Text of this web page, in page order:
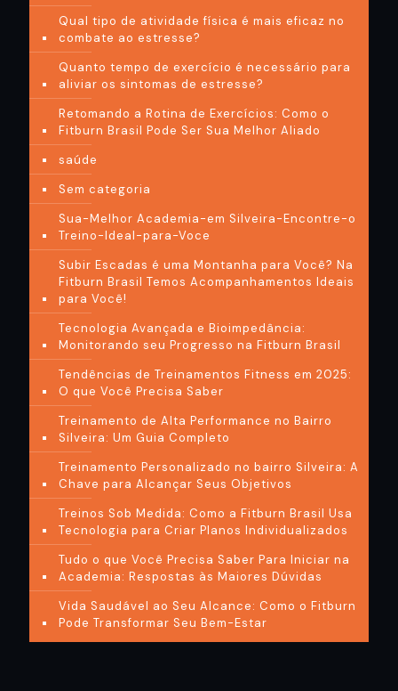
Qual tipo de atividade física é mais eficaz no
combate ao estresse?
Quanto tempo de exercício é necessário para
aliviar os sintomas de estresse?
Retomando a Rotina de Exercícios: Como o
Fitburn Brasil Pode Ser Sua Melhor Aliado
saúde
Sem categoria
Sua-Melhor Academia-em Silveira-Encontre-o
Treino-Ideal-para-Voce
Subir Escadas é uma Montanha para Você? Na
Fitburn Brasil Temos Acompanhamentos Ideais
para Você!
Tecnologia Avançada e Bioimpedância:
Monitorando seu Progresso na Fitburn Brasil
Tendências de Treinamentos Fitness em 2025:
O que Você Precisa Saber
Treinamento de Alta Performance no Bairro
Silveira: Um Guia Completo
Treinamento Personalizado no bairro Silveira: A
Chave para Alcançar Seus Objetivos
Treinos Sob Medida: Como a Fitburn Brasil Usa
Tecnologia para Criar Planos Individualizados
Tudo o que Você Precisa Saber Para Iniciar na
Academia: Respostas às Maiores Dúvidas
Vida Saudável ao Seu Alcance: Como o Fitburn
Pode Transformar Seu Bem-Estar